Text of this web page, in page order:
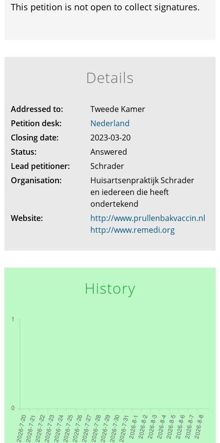
This petition is not open to collect signatures.
Details
Addressed to:
Tweede Kamer
Petition desk:
Nederland
Closing date:
2023-03-20
Status:
Answered
Lead petitioner:
Schrader
Organisation:
Huisartsenpraktijk Schrader
en iedereen die heeft
ondertekend
Website:
http://www.prullenbakvaccin.nl
http://www.remedi.org
History